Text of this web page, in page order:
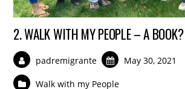
2. WALK WITH MY PEOPLE – A BOOK?
padremigrante May 30, 2021
Walk with my People